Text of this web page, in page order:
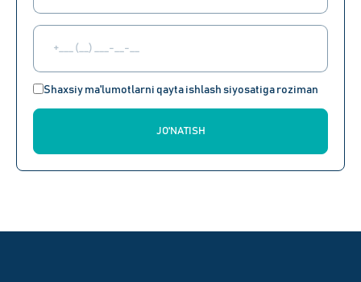
Shaxsiy ma'lumotlarni qayta ishlash siyosatiga roziman
JO'NATISH